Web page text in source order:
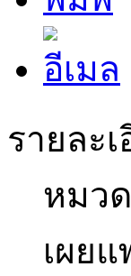
รายละ
หมว
เผย